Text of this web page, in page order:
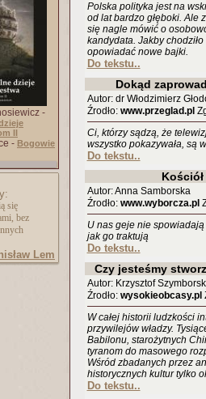
-
II
- Bogowie
się
bez
Lem
Polska polityka jest na
od lat bardzo głęboki. Ale
się nagle mówić o
kandydata. Jakby
opowiadać nowe bajki.
Do tekstu..
Dokąd
Autor: dr Włodzimierz
Źrodło: www.przeglad.pl
Ci, którzy sądzą, że
wszystko pokazywała, są
Do tekstu..
Autor: Anna Samborska
Źrodło: www.wyborcza.pl
U nas geje nie
jak go traktują
Do tekstu..
Czy jesteśmy
Autor: Krzysztof
Źrodło: wysokieobcasy.pl
W całej historii ludzkości
przywilejów władzy.
Babilonu, starożytnych
tyranom do masowego
Wśród zbadanych przez
historycznych kultur tylko
Do tekstu..